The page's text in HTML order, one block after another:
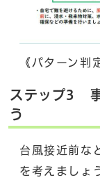
《パターン判
ステップ3
う
台風接近前な
を考えましょ